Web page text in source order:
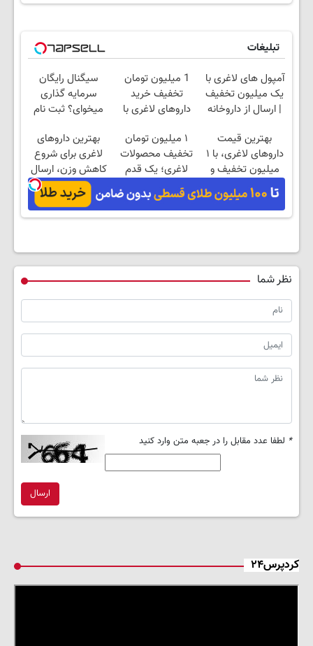
تبلیغات
آمپول های لاغری با
یک میلیون تخفیف
| ارسال از داروخانه
1 میلیون تومان
تخفیف خرید
داروهای لاغری با
پک یخ!
سیگنال رایگان
سرمایه گذاری
میخوای؟ ثبت نام
بهترین قیمت
داروهای لاغری، با ۱
میلیون تخفیف و
ارسال از داروخانه‌
۱ میلیون تومان
تخفیف محصولات
لاغری؛ یک قدم
نزدیک‌تر به شروع
کاهش وزن
بهترین داروهای
لاغری برای شروع
کاهش وزن، ارسال
از داروخانه های
نزدیکت!
نظر شما
* لطفا عدد مقابل را در جعبه متن وارد کنید
ارسال
کردپرس۲۴